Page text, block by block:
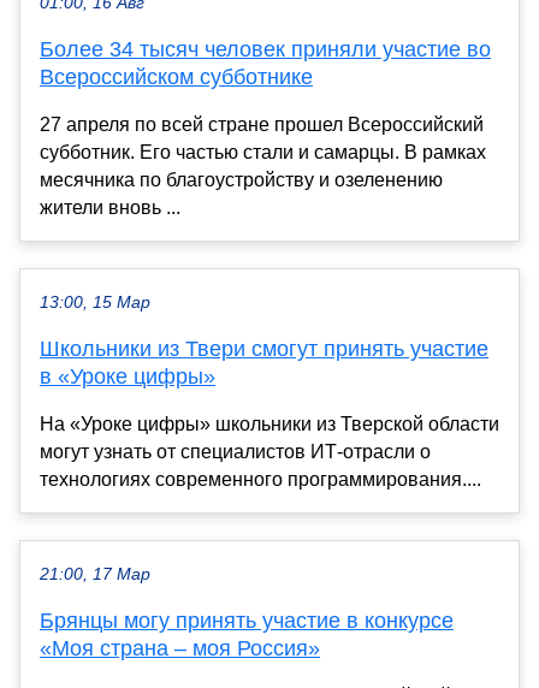
Более 34 тысяч человек приняли участие во
Всероссийском субботнике
27 апреля по всей стране прошел Всероссийский
субботник. Его частью стали и самарцы. В рамках
месячника по благоустройству и озеленению
жители вновь ...
13:00, 15 Мар
Школьники из Твери смогут принять участие
в «Уроке цифры»
На «Уроке цифры» школьники из Тверской области
могут узнать от специалистов ИТ-отрасли о
технологиях современного программирования....
21:00, 17 Мар
Брянцы могу принять участие в конкурсе
«Моя страна – моя Россия»